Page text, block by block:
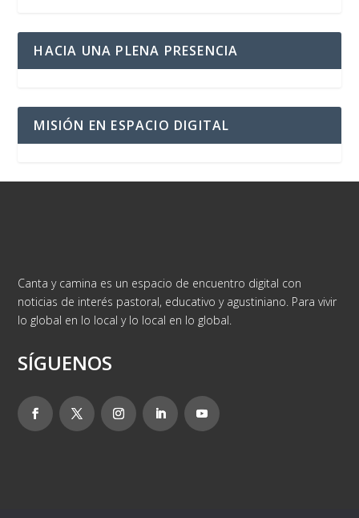
HACIA UNA PLENA PRESENCIA
MISIÓN EN ESPACIO DIGITAL
Canta y camina es un espacio de encuentro digital con
noticias de interés pastoral, educativo y agustiniano. Para vivir
lo global en lo local y lo local en lo global.
SÍGUENOS